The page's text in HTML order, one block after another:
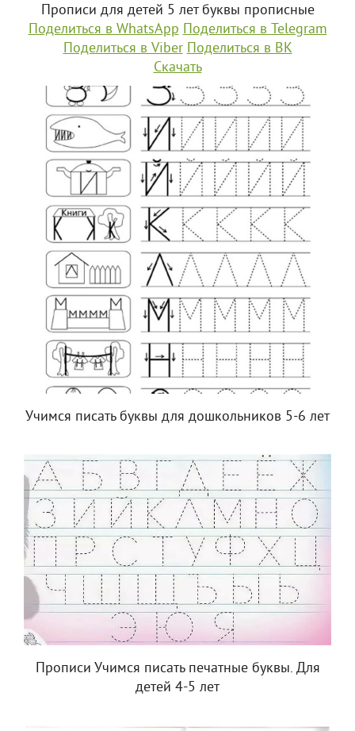
Прописи для детей 5 лет буквы прописные
Поделиться в WhatsApp Поделиться в Telegram
Поделиться в Viber Поделиться в ВК
Скачать
Учимся писать буквы для дошкольников 5-6 лет
Прописи Учимся писать печатные буквы. Для
детей 4-5 лет